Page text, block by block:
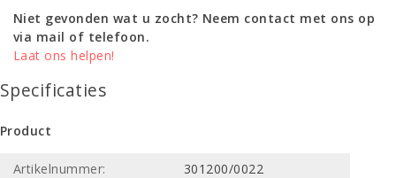
Niet gevonden wat u zocht? Neem contact met ons op
via mail of telefoon.
Laat ons helpen!
Specificaties
Product
Artikelnummer:
301200/0022